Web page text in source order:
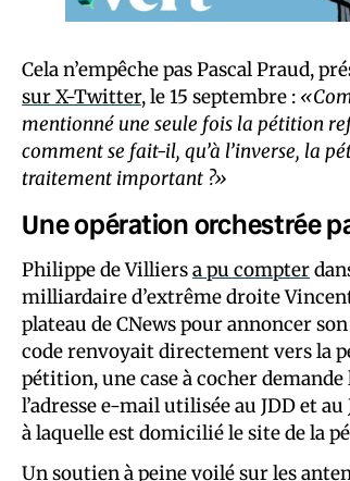
Cela n’empêche pas Pascal Praud,
sur X-Twitter, le 15 septembre :
mentionné une seule fois la pétition
comment se fait-il, qu’à l’inverse, la
traitement important ?»
Une opération orchestrée
Philippe de Villiersa pu compter
milliardaire d’extrême droite
plateau de CNews pour annoncer
code renvoyait directement vers la
pétition, une case à cocher
l’adresse e-mail utilisée au JDD et
à laquelle est domicilié le site de la
Un soutien à peine voilé sur les